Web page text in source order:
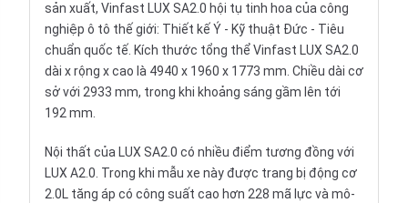
sản xuất, Vinfast LUX SA2.0 hội tụ tinh hoa của công
nghiệp ô tô thế giới: Thiết kế Ý - Kỹ thuật Đức - Tiêu
chuẩn quốc tế. Kích thước tổng thể Vinfast LUX SA2.0
dài x rộng x cao là 4940 x 1960 x 1773 mm. Chiều dài cơ
sở với 2933 mm, trong khi khoảng sáng gầm lên tới
192 mm.
Nội thất của LUX SA2.0 có nhiều điểm tương đồng với
LUX A2.0. Trong khi mẫu xe này được trang bị động cơ
2.0L tăng áp có công suất cao hơn 228 mã lực và mô-